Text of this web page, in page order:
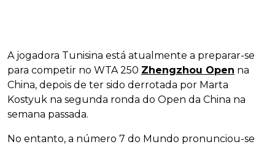
A jogadora Tunisina está atualmente a preparar-se
para competir no WTA 250 Zhengzhou Open na
China, depois de ter sido derrotada por Marta
Kostyuk na segunda ronda do Open da China na
semana passada.
No entanto, a número 7 do Mundo pronunciou-se